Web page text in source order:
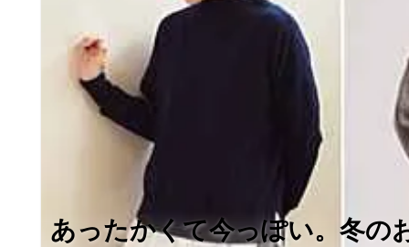
あったかくて今っぽい。冬の